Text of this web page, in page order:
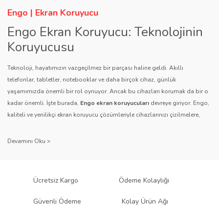
Engo | Ekran Koruyucu
Engo Ekran Koruyucu: Teknolojinin
Koruyucusu
Teknoloji, hayatımızın vazgeçilmez bir parçası haline geldi. Akıllı
telefonlar, tabletler, notebooklar ve daha birçok cihaz, günlük
yaşamımızda önemli bir rol oynuyor. Ancak bu cihazları korumak da bir o
kadar önemli. İşte burada, Engo ekran koruyucuları devreye giriyor. Engo,
kaliteli ve yenilikçi ekran koruyucu çözümleriyle cihazlarınızı çizilmelere,
sağlıyor.
Engo ekran koruyucuları
, uzun yıllara dayanan tecrübesi ve teknolojiye
ürününü titiz bir kalite kontrol sürecinden geçirir. Kullanıcı dostu tasarımı
Ücretsiz Kargo Ödeme Kolaylığı
Güvenli Ödeme Kolay Ürün Ağı